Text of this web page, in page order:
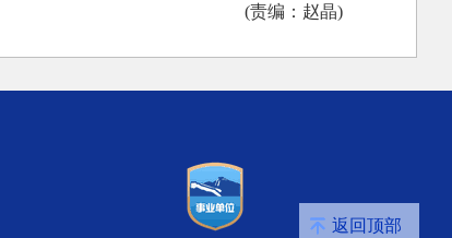
(责编：赵晶)
返回顶部